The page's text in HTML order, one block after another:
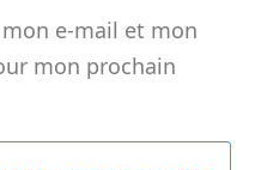
e-mail et mon
mon prochain